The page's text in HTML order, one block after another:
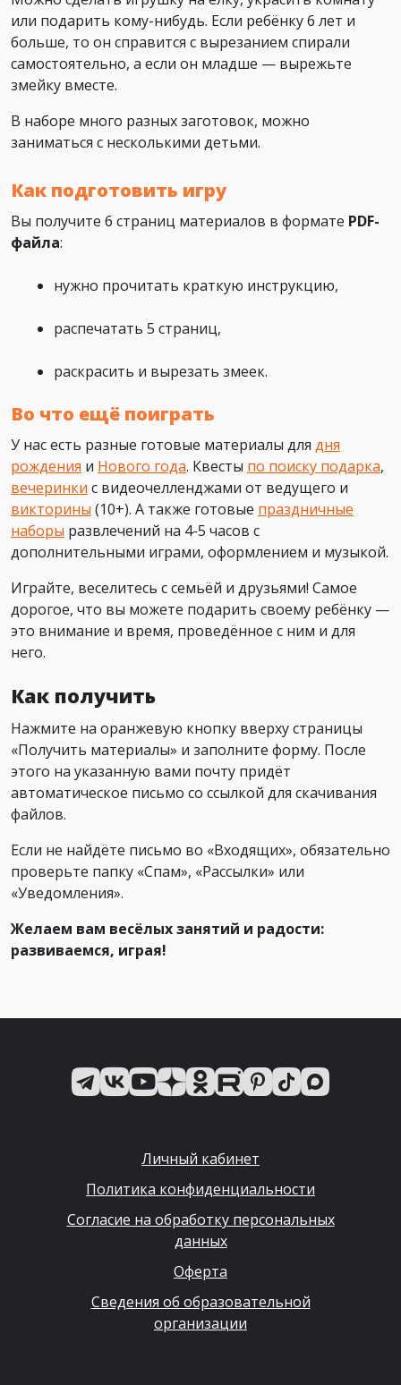
или подарить кому-нибудь. Если ребёнку 6 лет и
больше, то он справится с вырезанием спирали
самостоятельно, а если он младше — вырежьте
змейку вместе.
В наборе много разных заготовок, можно
заниматься с несколькими детьми.
Как подготовить игру
Вы получите 6 страниц материалов в формате PDF-
файла:
нужно прочитать краткую инструкцию,
распечатать 5 страниц,
раскрасить и вырезать змеек.
Во что ещё поиграть
У нас есть разные готовые материалы для дня
рождения и Нового года. Квесты по поиску подарка,
вечеринки с видеочелленджами от ведущего и
викторины (10+). А также готовые праздничные
наборы развлечений на 4-5 часов с
дополнительными играми, оформлением и музыкой.
Играйте, веселитесь с семьёй и друзьями! Самое
дорогое, что вы можете подарить своему ребёнку —
это внимание и время, проведённое с ним и для
него.
Как получить
Нажмите на оранжевую кнопку вверху страницы
«Получить материалы» и заполните форму. После
этого на указанную вами почту придёт
автоматическое письмо со ссылкой для скачивания
файлов.
Если не найдёте письмо во «Входящих», обязательно
проверьте папку «Спам», «Рассылки» или
«Уведомления».
Желаем вам весёлых занятий и радости:
развиваемся, играя!
Личный кабинет
Политика конфиденциальности
Согласие на обработку персональных
данных
Оферта
Сведения об образовательной
организации